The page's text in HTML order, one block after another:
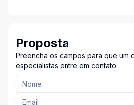
Proposta
Preencha os campos para que um
especialistas entre em contato